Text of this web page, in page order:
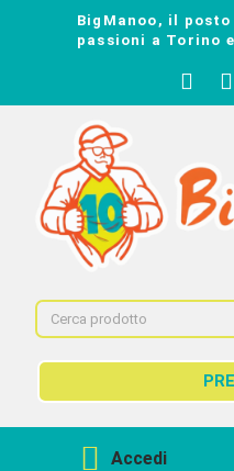
BigManoo, il
passioni a Torino
Accedi